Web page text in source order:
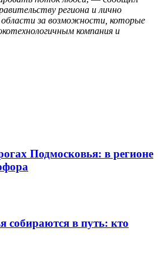
региона и лично
области за возможности, которые
компания и
Подмосковья: в регионе
собираются в путь: кто